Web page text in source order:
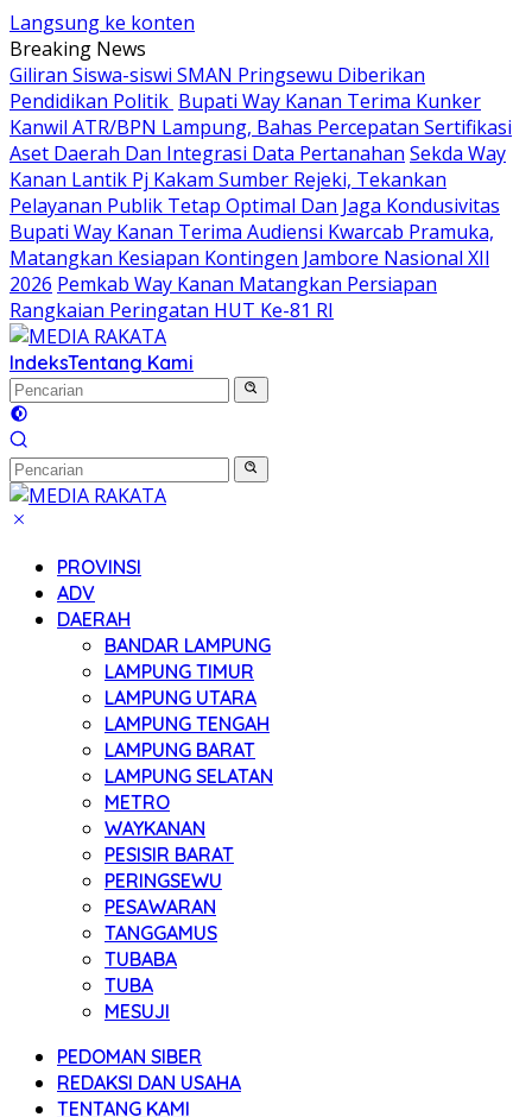
Langsung ke konten
Breaking News
Giliran Siswa-siswi SMAN Pringsewu Diberikan
Pendidikan Politik Bupati Way Kanan Terima Kunker
Kanwil ATR/BPN Lampung, Bahas Percepatan Sertifikasi
Aset Daerah Dan Integrasi Data Pertanahan Sekda Way
Kanan Lantik Pj Kakam Sumber Rejeki, Tekankan
Pelayanan Publik Tetap Optimal Dan Jaga Kondusivitas
Bupati Way Kanan Terima Audiensi Kwarcab Pramuka,
Matangkan Kesiapan Kontingen Jambore Nasional XIl
2026 Pemkab Way Kanan Matangkan Persiapan
Rangkaian Peringatan HUT Ke-81 RI
IndeksTentang Kami
PROVINSI
ADV
DAERAH
BANDAR LAMPUNG
LAMPUNG TIMUR
LAMPUNG UTARA
LAMPUNG TENGAH
LAMPUNG BARAT
LAMPUNG SELATAN
METRO
WAYKANAN
PESISIR BARAT
PERINGSEWU
PESAWARAN
TANGGAMUS
TUBABA
TUBA
MESUJI
PEDOMAN SIBER
REDAKSI DAN USAHA
TENTANG KAMI